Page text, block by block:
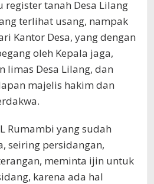
tanah Desa Lilang
terlihat usang, nampak
Kantor Desa, yang dengan
oleh Kepala jaga,
limas Desa Lilang, dan
majelis hakim dan
Rumambi yang sudah
seiring persidangan,
meminta ijin untuk
karena ada hal